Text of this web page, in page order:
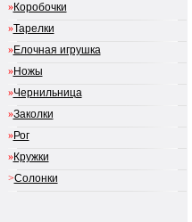
»Коробочки
»Тарелки
»Елочная игрушка
»Ножы
»Чернильница
»Заколки
»Рог
»Кружки
>Солонки